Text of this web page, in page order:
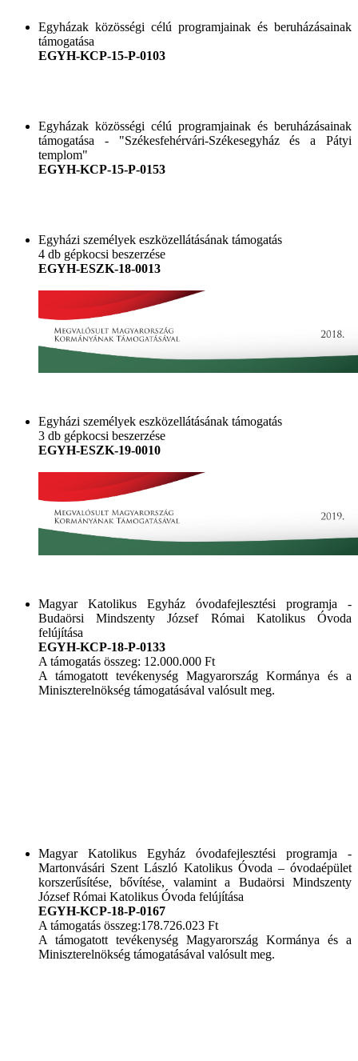
Egyházak közösségi célú programjainak és beruházásainak
támogatása
EGYH-KCP-15-P-0103
Egyházak közösségi célú programjainak és beruházásainak
támogatása - "Székesfehérvári-Székesegyház és a Pátyi
templom"
EGYH-KCP-15-P-0153
Egyházi személyek eszközellátásának támogatás
4 db gépkocsi beszerzése
EGYH-ESZK-18-0013
Egyházi személyek eszközellátásának támogatás
3 db gépkocsi beszerzése
EGYH-ESZK-19-0010
Magyar Katolikus Egyház óvodafejlesztési programja -
Budaörsi Mindszenty József Római Katolikus Óvoda
felújítása
EGYH-KCP-18-P-0133
A támogatás összeg: 12.000.000 Ft
A támogatott tevékenység Magyarország Kormánya és a
Miniszterelnökség támogatásával valósult meg.
Magyar Katolikus Egyház óvodafejlesztési programja -
Martonvásári Szent László Katolikus Óvoda – óvodaépület
korszerűsítése, bővítése, valamint a Budaörsi Mindszenty
József Római Katolikus Óvoda felújítása
EGYH-KCP-18-P-0167
A támogatás összeg:178.726.023 Ft
A támogatott tevékenység Magyarország Kormánya és a
Miniszterelnökség támogatásával valósult meg.